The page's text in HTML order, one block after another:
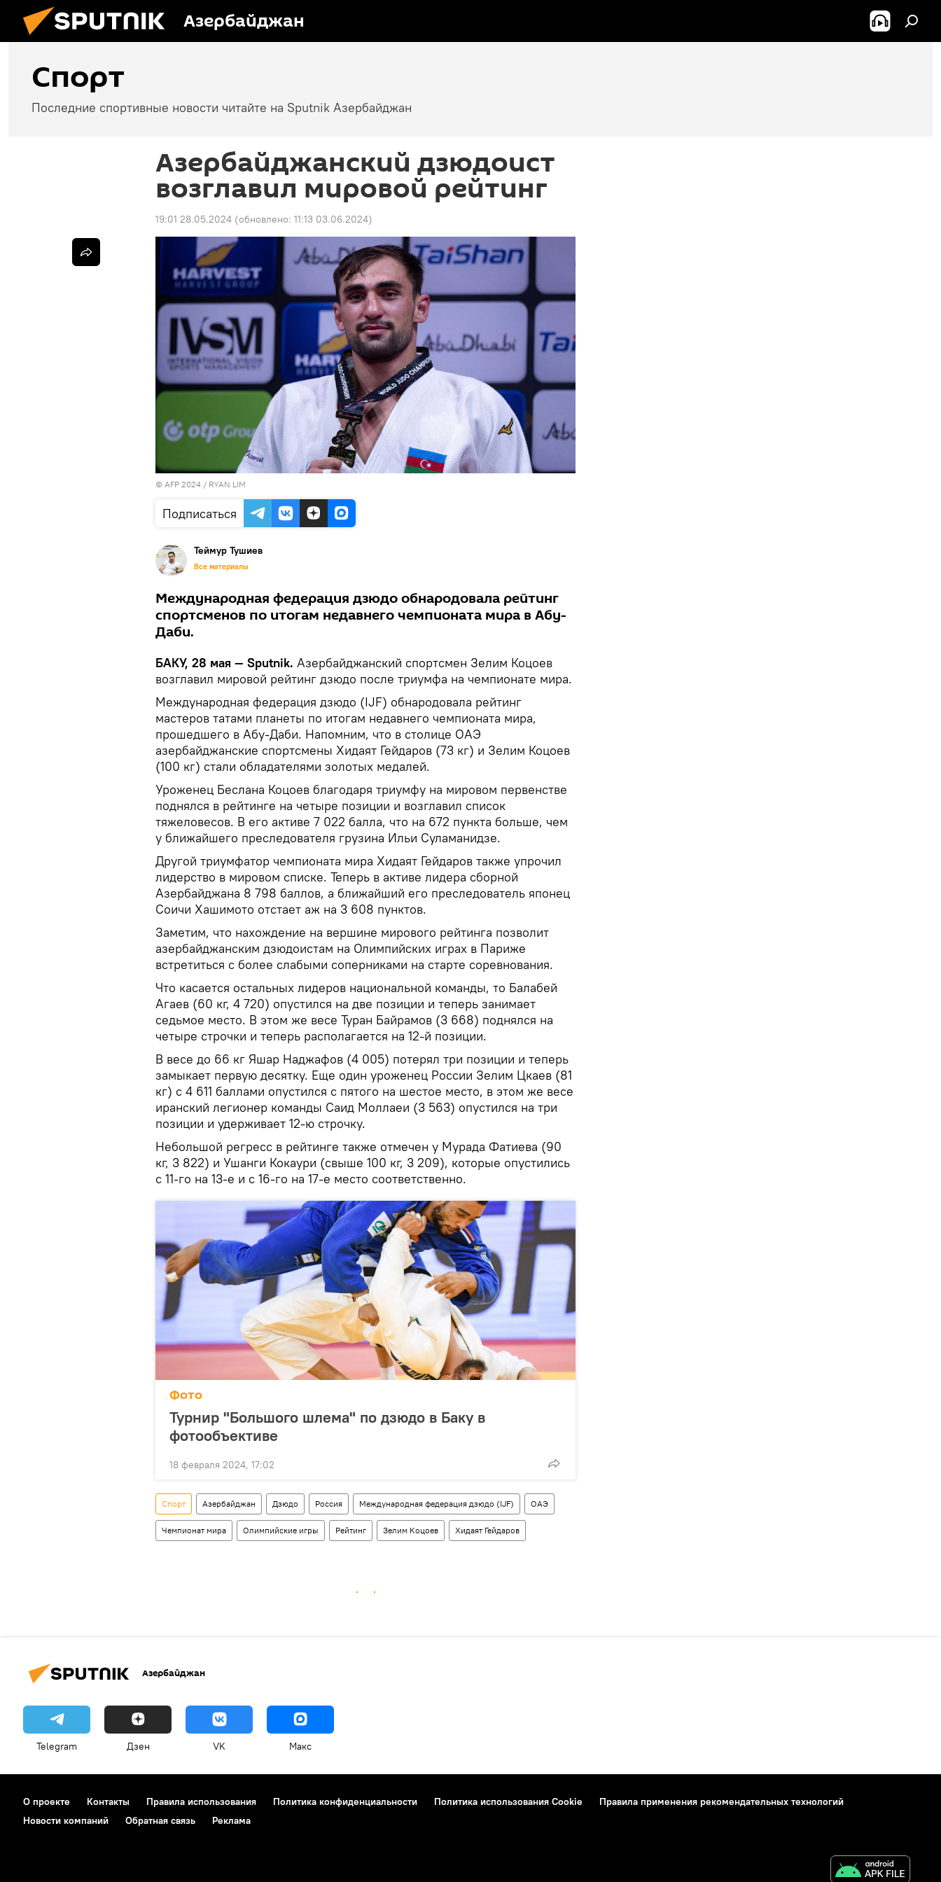
Азербайджан
Спорт
Последние спортивные новости читайте на Sputnik Азербайджан
Азербайджанский дзюдоист
возглавил мировой рейтинг
19:01 28.05.2024 (обновлено: 11:13 03.06.2024)
© AFP 2024 / RYAN LIM
Подписаться
Теймур Тушиев
Все материалы
Международная федерация дзюдо обнародовала рейтинг
спортсменов по итогам недавнего чемпионата мира в Абу-
Даби.
БАКУ, 28 мая — Sputnik. Азербайджанский спортсмен Зелим Коцоев
возглавил мировой рейтинг дзюдо после триумфа на чемпионате мира.
Международная федерация дзюдо (IJF) обнародовала рейтинг
мастеров татами планеты по итогам недавнего чемпионата мира,
прошедшего в Абу-Даби. Напомним, что в столице ОАЭ
азербайджанские спортсмены Хидаят Гейдаров (73 кг) и Зелим Коцоев
(100 кг) стали обладателями золотых медалей.
Уроженец Беслана Коцоев благодаря триумфу на мировом первенстве
поднялся в рейтинге на четыре позиции и возглавил список
тяжеловесов. В его активе 7 022 балла, что на 672 пункта больше, чем
у ближайшего преследователя грузина Ильи Суламанидзе.
Другой триумфатор чемпионата мира Хидаят Гейдаров также упрочил
лидерство в мировом списке. Теперь в активе лидера сборной
Азербайджана 8 798 баллов, а ближайший его преследователь японец
Соичи Хашимото отстает аж на 3 608 пунктов.
Заметим, что нахождение на вершине мирового рейтинга позволит
азербайджанским дзюдоистам на Олимпийских играх в Париже
встретиться с более слабыми соперниками на старте соревнования.
Что касается остальных лидеров национальной команды, то Балабей
Агаев (60 кг, 4 720) опустился на две позиции и теперь занимает
седьмое место. В этом же весе Туран Байрамов (3 668) поднялся на
четыре строчки и теперь располагается на 12-й позиции.
В весе до 66 кг Яшар Наджафов (4 005) потерял три позиции и теперь
замыкает первую десятку. Еще один уроженец России Зелим Цкаев (81
кг) с 4 611 баллами опустился с пятого на шестое место, в этом же весе
иранский легионер команды Саид Моллаеи (3 563) опустился на три
позиции и удерживает 12-ю строчку.
Небольшой регресс в рейтинге также отмечен у Мурада Фатиева (90
кг, 3 822) и Ушанги Кокаури (свыше 100 кг, 3 209), которые опустились
с 11-го на 13-е и с 16-го на 17-е место соответственно.
Фото
Турнир "Большого шлема" по дзюдо в Баку в
фотообъективе
18 февраля 2024, 17:02
Спорт Азербайджан Дзюдо Россия Международная федерация дзюдо (IJF) ОАЭ
Чемпионат мира Олимпийские игры Рейтинг Зелим Коцоев Хидаят Гейдаров
Азербайджан
Telegram Дзен VK Макс
О проекте Контакты Правила использования Политика конфиденциальности Политика использования Cookie
Правила применения рекомендательных технологий
Новости компаний
Обратная связь Реклама